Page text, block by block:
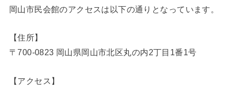
岡山市民会館のアクセスは以下の通りとなっています。
【住所】
〒700-0823 岡山県岡山市北区丸の内2丁目1番1号
【アクセス】